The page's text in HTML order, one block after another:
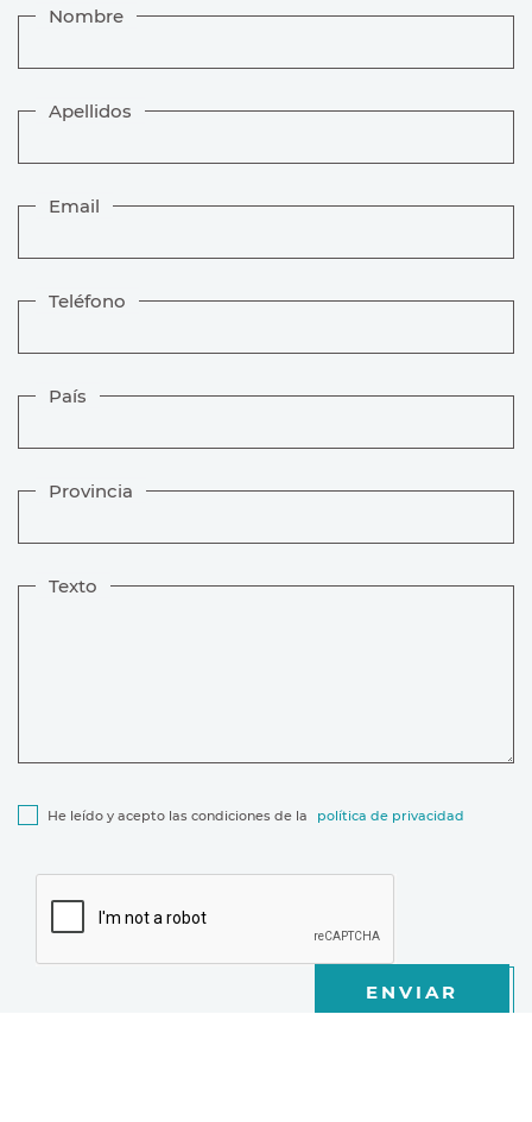
Nombre
Apellidos
Email
Teléfono
País
Provincia
Texto
He leído y acepto las condiciones de la política de privacidad
ENVIAR